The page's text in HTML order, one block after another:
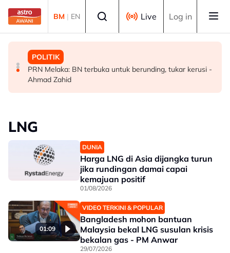
Skip to main content
BM | EN Live Log in
MALAYSIA
Malaysia bakal bina kilang fraksinasi plasma sendiri
dalam tempoh lima tahun - KKM
MALAYSIA
Rundingan import udang Thailand dijangka selesai
pertengahan bulan ini - Mohamad
POLITIK
PRN Melaka: BN terbuka untuk berunding, tukar kerusi -
Ahmad Zahid
LNG
DUNIA
Harga LNG di Asia dijangka turun
jika rundingan damai capai
kemajuan positif
01/08/2026
01:09
VIDEO TERKINI & POPULAR
Bangladesh mohon bantuan
Malaysia bekal LNG susulan krisis
bekalan gas - PM Anwar
29/07/2026